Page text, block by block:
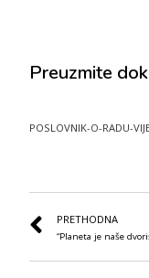
Preuzmite
POSLOVNIK-O-RADU-
PRETHODNA